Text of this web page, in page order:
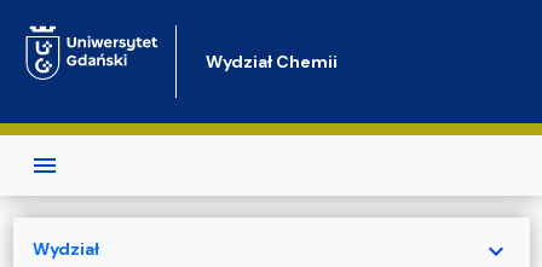
Wydział Chemii
Wydział expand_more